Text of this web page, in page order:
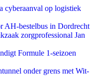
cyberaanval op logistiek
AH-bestelbus in Dordrecht
zorgprofessional Jan
Formule 1-seizoen
onder grens met Wit-